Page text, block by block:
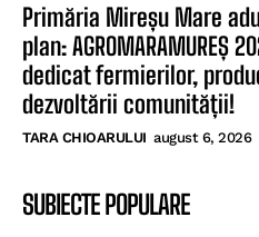
Primăria Mireșu Mare
plan: AGROMARAMUREȘ
dedicat fermierilor,
dezvoltării comunității!
TARA CHIOARULUI august 6, 2026
SUBIECTE POPULARE